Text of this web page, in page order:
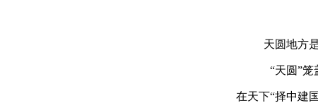
天圆地方
“天圆”
在天下“择中建